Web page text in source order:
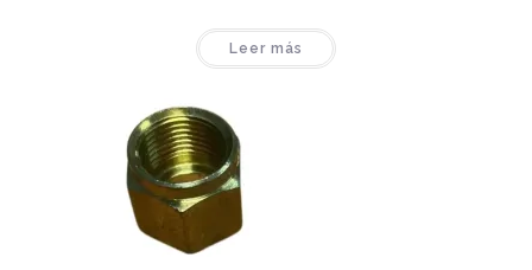
Leer más